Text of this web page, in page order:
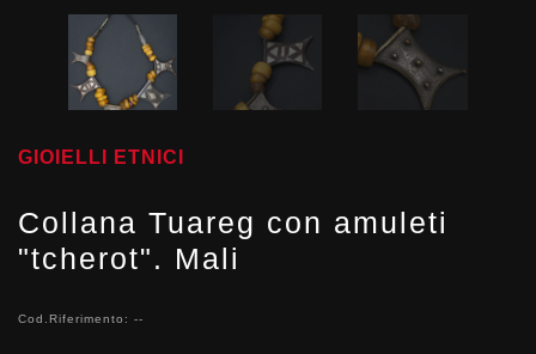
GIOIELLI ETNICI
Collana Tuareg con amuleti
"tcherot". Mali
Cod.Riferimento: --